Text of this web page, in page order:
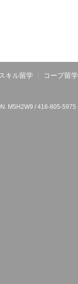
キル留学 コープ留学
M5H2W9 / 416-805-5975